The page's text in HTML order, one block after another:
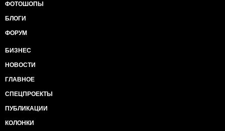
ФОТОШОПЫ
БЛОГИ
ФОРУМ
БИЗНЕС
НОВОСТИ
ГЛАВНОЕ
СПЕЦПРОЕКТЫ
ПУБЛИКАЦИИ
КОЛОНКИ